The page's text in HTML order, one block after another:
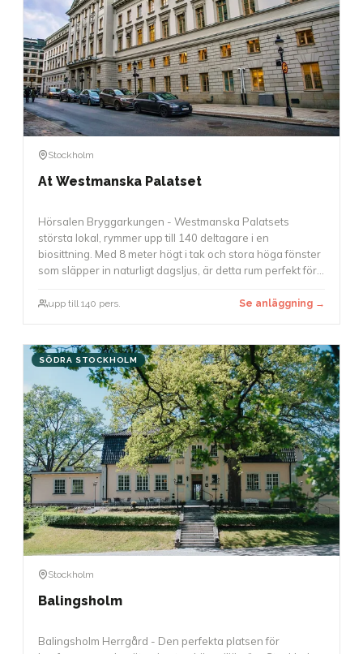
Stockholm
At Westmanska Palatset
Hörsalen Bryggarkungen - Westmanska Palatsets
största lokal, rymmer upp till 140 deltagare i en
biosittning. Med 8 meter högt i tak och stora höga fönster
som släpper in naturligt dagsljus, är detta rum perfekt för
paneldebatter. Den exceptionella akustiken möjliggör
upp till 140 pers. Se anläggning →
SÖDRA STOCKHOLM
Stockholm
Balingsholm
Balingsholm Herrgård - Den perfekta platsen för